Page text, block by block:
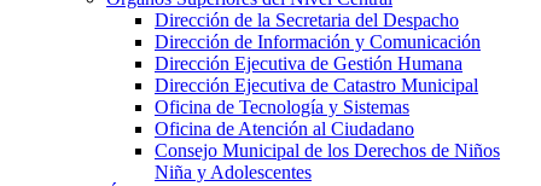
Dirección de la Secretaria del Despacho
Dirección de Información y Comunicación
Dirección Ejecutiva de Gestión Humana
Dirección Ejecutiva de Catastro Municipal
Oficina de Tecnología y Sistemas
Oficina de Atención al Ciudadano
Consejo Municipal de los Derechos de Niños
Niña y Adolescentes